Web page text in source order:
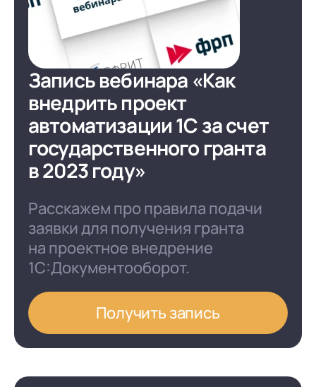
Запись вебинара «Как
внедрить проект
автоматизации 1С за счет
государственного гранта
в 2023 году»
Расскажем про правила подачи
заявки для получения гранта
на проектное внедрение
1С:Документооборот.
Получить запись